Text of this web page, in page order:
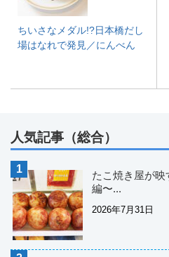
ちいさなメダル!?日本橋だし
場はなれで発見／にんべん
人気記事（総合）
たこ焼き屋が
編〜...
2026年7月31日